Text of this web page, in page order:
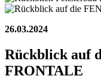
26.03.2024
Rückblick auf
FRONTALE